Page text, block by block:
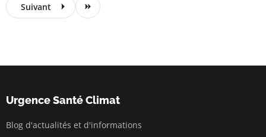
Suivant
Urgence Santé Climat
Blog d'actualités et d'informations